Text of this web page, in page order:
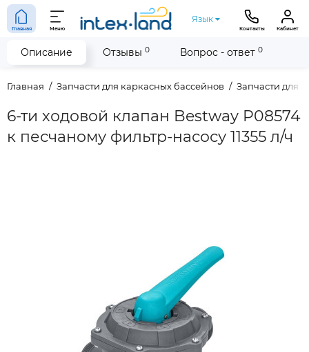
Главная Меню
Язык
Контакты Кабинет
Главная Запчасти для каркасных бассейнов Запчасти для
6-ти ходовой клапан Bestway P08574
к песчаному фильтр-насосу 11355 л/ч
Описание Отзывы 0 Вопрос - ответ 0